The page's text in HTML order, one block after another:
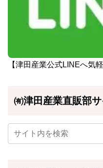
【津田産業公式LINEへ気
㈲津田産業直販部